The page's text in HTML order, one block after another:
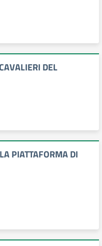
DEL
PIATTAFORMA DI